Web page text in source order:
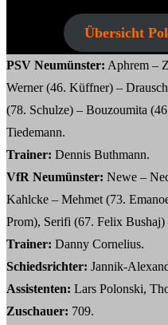
Übersicht
PSV Neumünster: Aphrem –
Werner (46. Küffner) –
(78. Schulze) – Bouzoumita
Tiedemann.
Trainer: Dennis Buthmann.
VfR Neumünster: Newe –
Kahlcke – Mehmet (73.
Prom), Serifi (67. Felix
Trainer: Danny Cornelius.
Schiedsrichter: Jannik-
Assistenten: Lars Polonski,
Zuschauer: 709.